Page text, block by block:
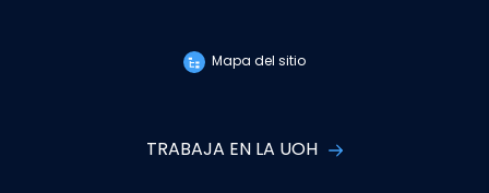
Mapa del sitio
TRABAJA EN LA UOH